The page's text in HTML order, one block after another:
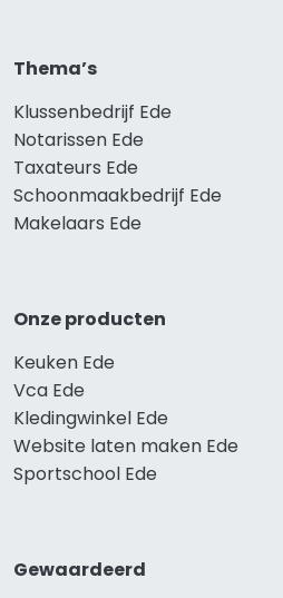
Thema’s
Klussenbedrijf Ede
Notarissen Ede
Taxateurs Ede
Schoonmaakbedrijf Ede
Makelaars Ede
Onze producten
Keuken Ede
Vca Ede
Kledingwinkel Ede
Website laten maken Ede
Sportschool Ede
Gewaardeerd